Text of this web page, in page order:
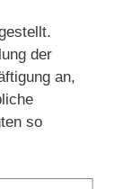
der
an,
so